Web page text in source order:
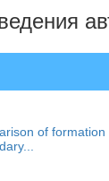
of formation